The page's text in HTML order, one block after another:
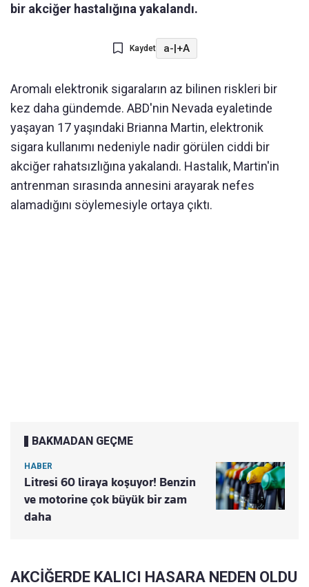
bir akciğer hastalığına yakalandı.
Kaydet a-|+A
Aromalı elektronik sigaraların az bilinen riskleri bir
kez daha gündemde. ABD'nin Nevada eyaletinde
yaşayan 17 yaşındaki Brianna Martin, elektronik
sigara kullanımı nedeniyle nadir görülen ciddi bir
akciğer rahatsızlığına yakalandı. Hastalık, Martin'in
antrenman sırasında annesini arayarak nefes
alamadığını söylemesiyle ortaya çıktı.
BAKMADAN GEÇME
HABER
Litresi 60 liraya koşuyor! Benzin
ve motorine çok büyük bir zam
daha
AKCİĞERDE KALICI HASARA NEDEN OLDU